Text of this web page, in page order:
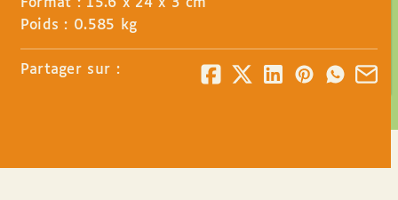
Format : 15.6 x 24 x 3 cm
Poids : 0.585 kg
Partager sur :